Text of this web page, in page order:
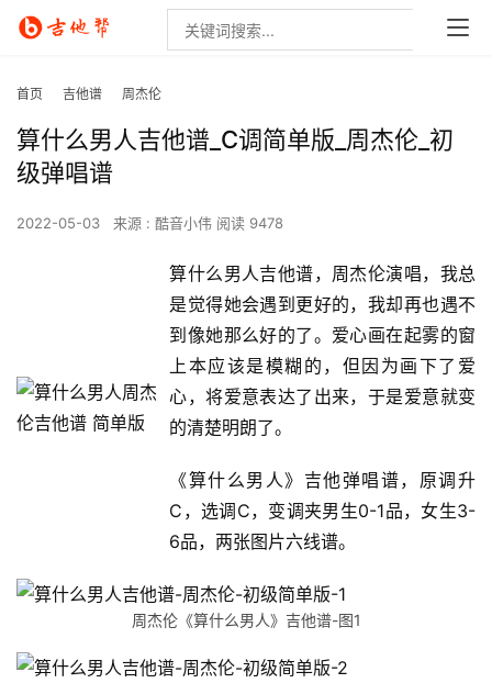
首页 吉他谱 周杰伦
算什么男人吉他谱_C调简单版_周杰伦_初
级弹唱谱
2022-05-03 来源 : 酷音小伟 阅读 9478
算什么男人吉他谱，周杰伦演唱，我总
是觉得她会遇到更好的，我却再也遇不
到像她那么好的了。爱心画在起雾的窗
上本应该是模糊的，但因为画下了爱
心，将爱意表达了出来，于是爱意就变
的清楚明朗了。
《算什么男人》吉他弹唱谱，原调升
C，选调C，变调夹男生0-1品，女生3-
6品，两张图片六线谱。
周杰伦《算什么男人》吉他谱-图1